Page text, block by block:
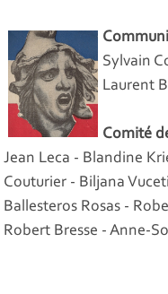
Sylvain
Laurent
Comité
Jean Leca - Blandine
Couturier - Biljana
Ballesteros Rosas -
Robert Bresse - Anne-